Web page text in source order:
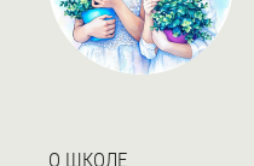
О ШКОЛЕ